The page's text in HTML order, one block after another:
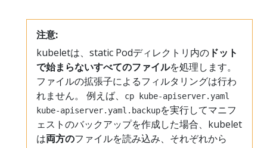
注意:
kubeletは、static Podディレクトリ内の ドット
で始まらないすべてのファイルを処理します。
ファイルの拡張子によるフィルタリングは行わ
れません。 例えば、
cp kube-apiserver.yaml
kube-apiserver.yaml.backupを実行してマニフ
ェストのバックアップを作成した場合、kubelet
は両方のファイルを読み込み、それぞれから